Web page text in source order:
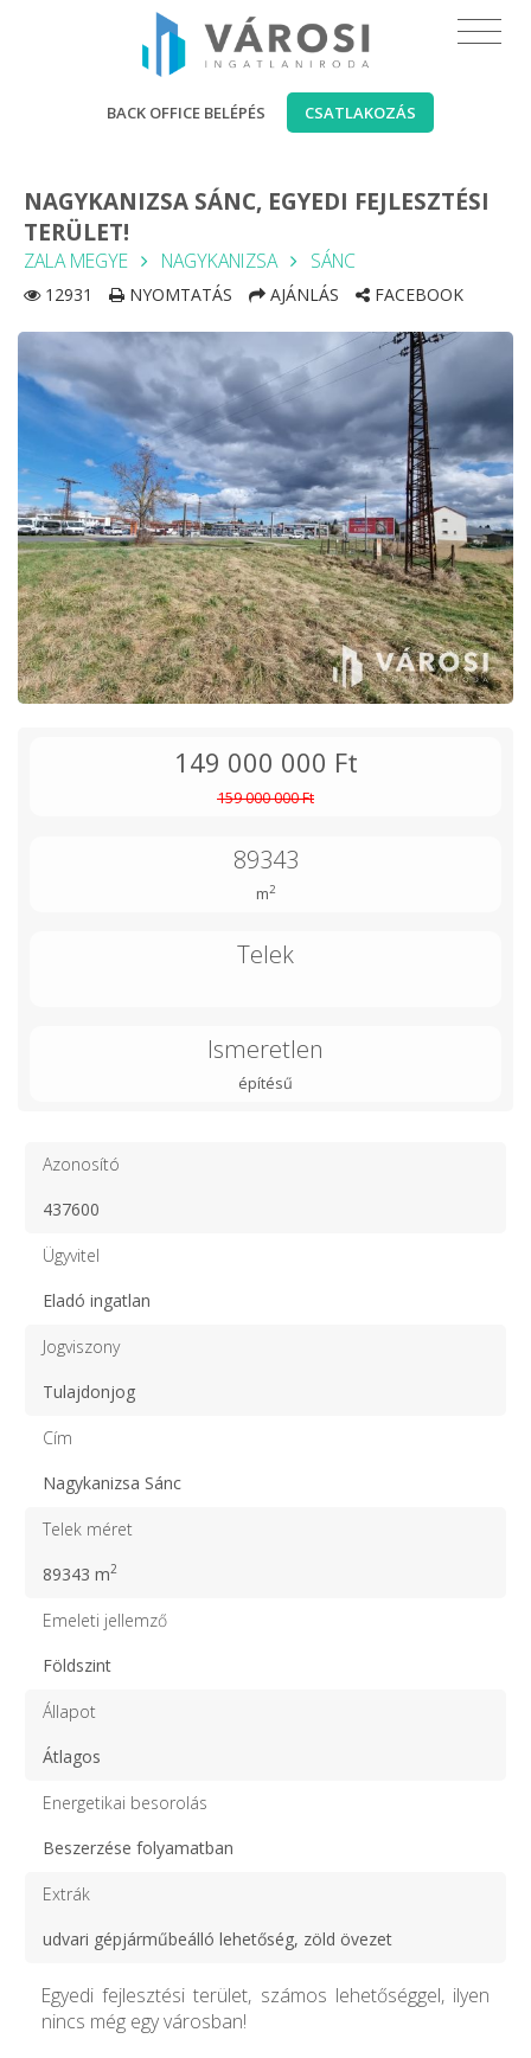
BACK OFFICE BELÉPÉS CSATLAKOZÁS
NAGYKANIZSA SÁNC, EGYEDI FEJLESZTÉSI
TERÜLET!
ZALA MEGYE NAGYKANIZSA SÁNC
12931 NYOMTATÁS AJÁNLÁS FACEBOOK
149 000 000 Ft
159 000 000 Ft
89343
m2
Telek
Ismeretlen
építésű
Azonosító
437600
Ügyvitel
Eladó ingatlan
Jogviszony
Tulajdonjog
Cím
Nagykanizsa Sánc
Telek méret
89343 m2
Emeleti jellemző
Földszint
Állapot
Átlagos
Energetikai besorolás
Beszerzése folyamatban
Extrák
udvari gépjárműbeálló lehetőség, zöld övezet
Egyedi fejlesztési terület, számos lehetőséggel, ilyen
nincs még egy városban!